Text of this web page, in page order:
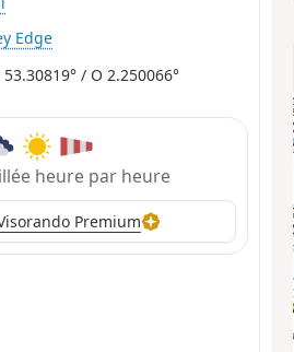
Edge
53.30819° / O 2.250066°
heure par heure
Premium